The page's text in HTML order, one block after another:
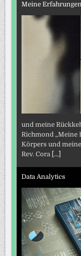
Meine
und meine
Richmond „Meine
Körpers und
Rev. Cora [...]
Data Analytics